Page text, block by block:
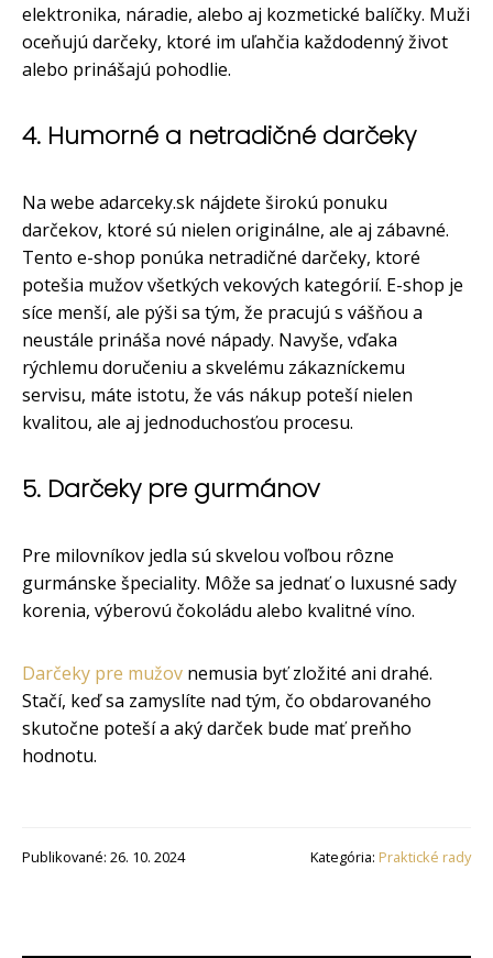
elektronika, náradie, alebo aj kozmetické balíčky. Muži
oceňujú darčeky, ktoré im uľahčia každodenný život
alebo prinášajú pohodlie.
4. Humorné a netradičné darčeky
Na webe adarceky.sk nájdete širokú ponuku
darčekov, ktoré sú nielen originálne, ale aj zábavné.
Tento e-shop ponúka netradičné darčeky, ktoré
potešia mužov všetkých vekových kategórií. E-shop je
síce menší, ale pýši sa tým, že pracujú s vášňou a
neustále prináša nové nápady. Navyše, vďaka
rýchlemu doručeniu a skvelému zákazníckemu
servisu, máte istotu, že vás nákup poteší nielen
kvalitou, ale aj jednoduchosťou procesu.
5. Darčeky pre gurmánov
Pre milovníkov jedla sú skvelou voľbou rôzne
gurmánske špeciality. Môže sa jednať o luxusné sady
korenia, výberovú čokoládu alebo kvalitné víno.
Darčeky pre mužov nemusia byť zložité ani drahé.
Stačí, keď sa zamyslíte nad tým, čo obdarovaného
skutočne poteší a aký darček bude mať preňho
hodnotu.
Publikované: 26. 10. 2024 Kategória: Praktické rady